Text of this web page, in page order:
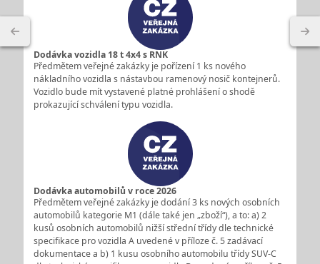
Dodávka vozidla 18 t 4x4 s RNK
Předmětem veřejné zakázky je pořízení 1 ks nového
nákladního vozidla s nástavbou ramenový nosič kontejnerů.
Vozidlo bude mít vystavené platné prohlášení o shodě
prokazující schválení typu vozidla.
Dodávka automobilů v roce 2026
Předmětem veřejné zakázky je dodání 3 ks nových osobních
automobilů kategorie M1 (dále také jen „zboží“), a to: a) 2
kusů osobních automobilů nižší střední třídy dle technické
specifikace pro vozidla A uvedené v příloze č. 5 zadávací
dokumentace a b) 1 kusu osobního automobilu třídy SUV-C